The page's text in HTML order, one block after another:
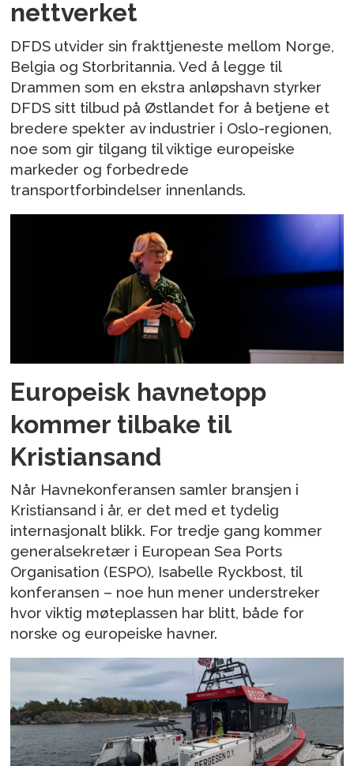
nettverket
DFDS utvider sin frakttjeneste mellom Norge,
Belgia og Storbritannia. Ved å legge til
Drammen som en ekstra anløpshavn styrker
DFDS sitt tilbud på Østlandet for å betjene et
bredere spekter av industrier i Oslo-regionen,
noe som gir tilgang til viktige europeiske
markeder og forbedrede
transportforbindelser innenlands.
Europeisk havnetopp
kommer tilbake til
Kristiansand
Når Havnekonferansen samler bransjen i
Kristiansand i år, er det med et tydelig
internasjonalt blikk. For tredje gang kommer
generalsekretær i European Sea Ports
Organisation (ESPO), Isabelle Ryckbost, til
konferansen – noe hun mener understreker
hvor viktig møteplassen har blitt, både for
norske og europeiske havner.